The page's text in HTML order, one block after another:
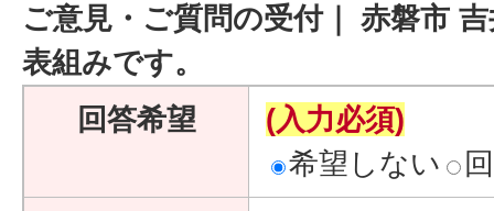
ご意見・ご質問の受付｜ 赤磐市
表組みです。
回答希望
(入力必須)
希望しない